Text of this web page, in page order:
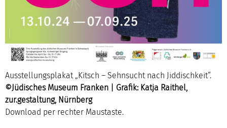
Ausstellungsplakat „Kitsch – Sehnsucht nach Jiddischkeit“.
©Jüdisches Museum Franken | Grafik: Katja Raithel,
zur.gestaltung, Nürnberg
Download per rechter Maustaste.